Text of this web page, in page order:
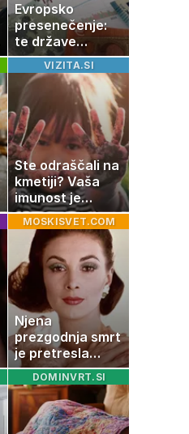
Evropsko
presenečenje:
te države
rastejo hitreje
od Nemčije,
nekatere celo
večkrat hitreje
VIZITA.SI
Ste odraščali na
kmetiji? Vaša
imunost je
verjetno
močnejša
MOSKISVET.COM
Njena
prezgodnja smrt
je pretresla
modni svet: za
slavo se je
skrivala
tragedija
DOMINVRT.SI